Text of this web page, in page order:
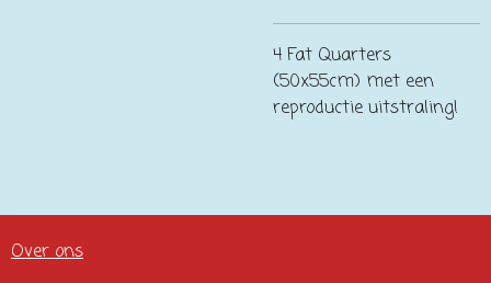
4 Fat Quarters
(50x55cm) met een
reproductie uitstraling!
Over ons